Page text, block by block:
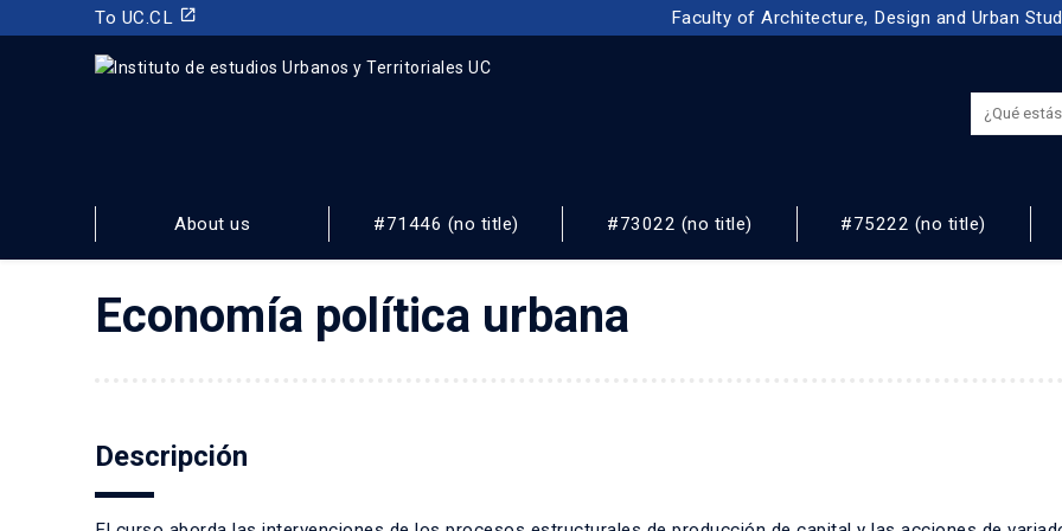
To UC.CL launch Faculty of Architecture, Design and Urban
Y TERRITORIALES
FACULTAD DE ARQUITECTURA, DISEÑO Y ESTUDIOS URBANOS
About us #71446 (no title) #73022 (no title) #75222 (no title)
Economía política urbana
Descripción